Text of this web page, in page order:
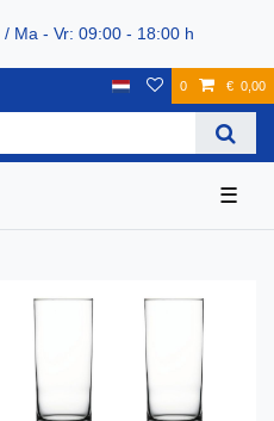
Ma - Vr: 09:00 - 18:00 h
0 € 0,00
☰